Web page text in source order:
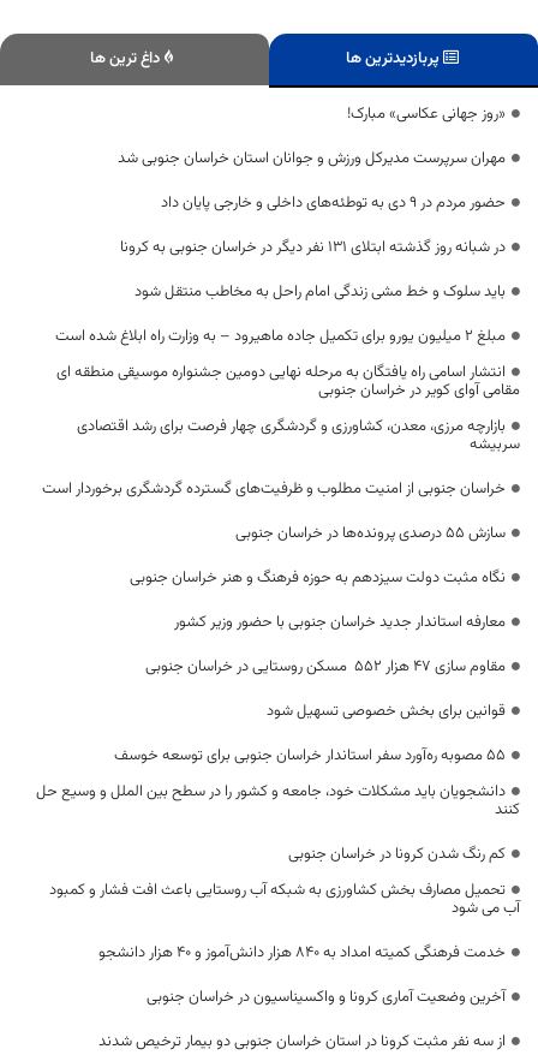
پربازدیدترین ها داغ ترین ها
«روز جهانی عکاسی» مبارک!
مهران سرپرست مدیرکل ورزش و جوانان استان خراسان جنوبی شد
حضور مردم در ۹ دی به توطئه‌های داخلی و خارجی پایان داد
در شبانه روز گذشته ابتلای ۱۳۱ نفر دیگر در خراسان جنوبی به کرونا
باید سلوک و خط مشی زندگی امام راحل به مخاطب منتقل شود
مبلغ ۲ میلیون یورو برای تکمیل جاده ماهیرود – به وزارت راه ابلاغ شده است
انتشار اسامی راه یافتگان به مرحله نهایی دومین جشنواره موسیقی منطقه ای
مقامی آوای کویر در خراسان جنوبی
بازارچه مرزی، معدن، کشاورزی و گردشگری چهار فرصت برای رشد اقتصادی
سربیشه
خراسان جنوبی از امنیت مطلوب و ظرفیت‌های گسترده گردشگری برخوردار است
سازش 55 درصدی پرونده‌ها در خراسان جنوبی
نگاه مثبت دولت سیزدهم به حوزه فرهنگ و هنر خراسان جنوبی
معارفه استاندار جدید خراسان جنوبی با حضور وزیر کشور
مقاوم سازی ۴۷ هزار ۵۵۲ مسکن روستایی در خراسان جنوبی
قوانین برای بخش خصوصی تسهیل شود
۵۵ مصوبه ره‌آورد سفر استاندار خراسان جنوبی برای توسعه خوسف
دانشجویان باید مشکلات خود، جامعه و کشور را در سطح بین الملل و وسیع حل
کنند
کم رنگ شدن کرونا در خراسان جنوبی
تحمیل مصارف بخش کشاورزی به شبکه آب روستایی باعث افت فشار و کمبود
آب می شود
خدمت فرهنگی کمیته امداد به ۸۴۰ هزار دانش‌آموز و ۴۰ هزار دانشجو
آخرین وضعیت آماری کرونا و واکسیناسیون در خراسان جنوبی
از سه نفر مثبت کرونا در استان خراسان جنوبی دو بیمار ترخیص شدند